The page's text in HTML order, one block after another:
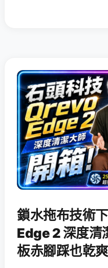
鎖水拖布技術
Edge 2 深度清
板赤腳踩也乾爽